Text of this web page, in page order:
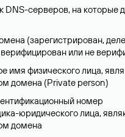
DNS-серверов, на которые
(зарегистрирован,
верифицирован или не
имя физического лица,
домена (Privatе person)
номер
юридического лица,
домена